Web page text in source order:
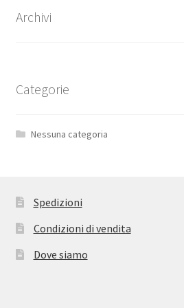
Archivi
Categorie
Nessuna categoria
Spedizioni
Condizioni di vendita
Dove siamo